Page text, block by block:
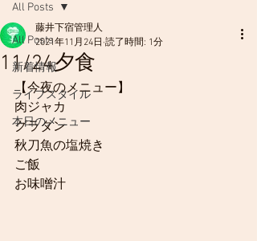
All Posts
新着情報
ライフスタイル
本日のメニュー
All Posts
11/24夕食
藤井下宿管理人
2021年11月24日 読了時間: 1分
【今夜のメニュー】
肉ジャカ
グラタン
秋刀魚の塩焼き
ご飯
お味噌汁